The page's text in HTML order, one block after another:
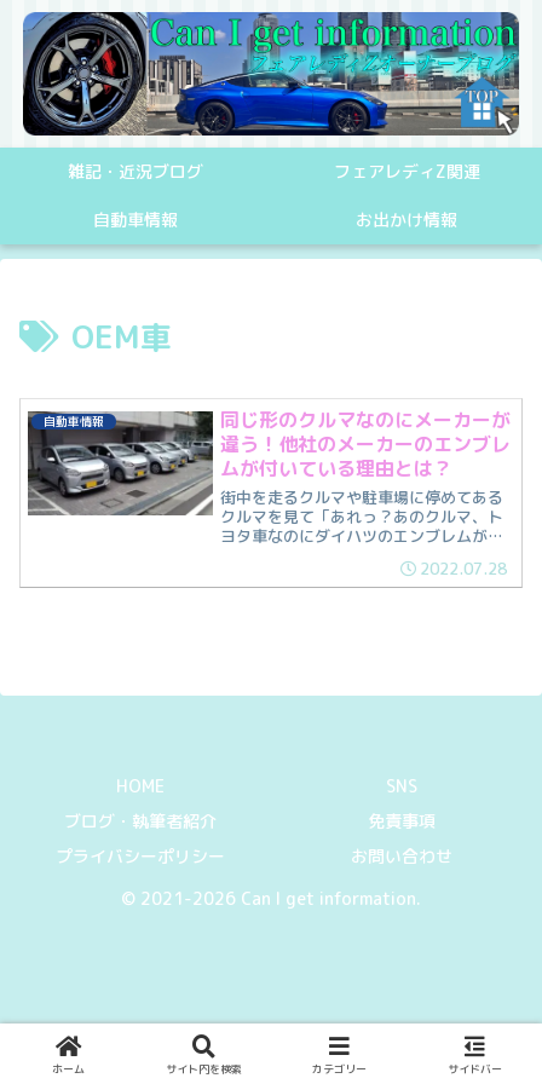
雑記・近況ブログ フェアレディZ関連
自動車情報 お出かけ情報
OEM車
自動車情報
同じ形のクルマなのにメーカーが
違う！他社のメーカーのエンブレ
ムが付いている理由とは？
街中を走るクルマや駐車場に停めてある
クルマを見て「あれっ？あのクルマ、ト
ヨタ車なのにダイハツのエンブレムが付
ある」という経験はありませんか？
2022.07.28
HOME
SNS
ブログ・執筆者紹介
免責事項
プライバシーポリシー
お問い合わせ
© 2021-2026 Can I get information.
ホーム サイト内を検索 カテゴリー サイドバー